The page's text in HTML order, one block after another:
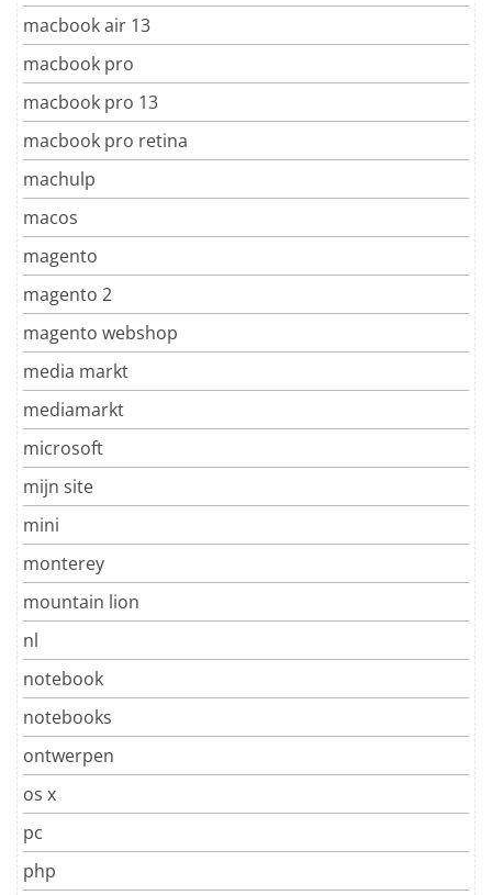
macbook air 13
macbook pro
macbook pro 13
macbook pro retina
machulp
macos
magento
magento 2
magento webshop
media markt
mediamarkt
microsoft
mijn site
mini
monterey
mountain lion
nl
notebook
notebooks
ontwerpen
os x
pc
php